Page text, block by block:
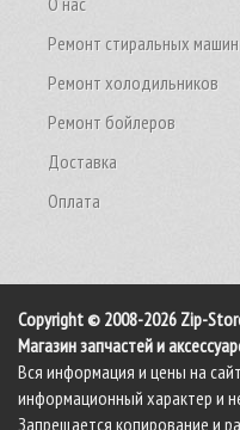
Ремонт стиральных машин
Ремонт холодильников
Ремонт бойлеров
Доставка
Оплата
Copyright © 2008-2026 Zip-
Магазин запчастей и
Вся информация и цены на
информационный характер и
Запрещается копирование и